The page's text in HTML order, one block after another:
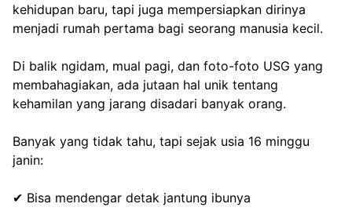
kehidupan baru, tapi juga mempersiapkan dirinya
menjadi rumah pertama bagi seorang manusia kecil.
Di balik ngidam, mual pagi, dan foto-foto USG yang
membahagiakan, ada jutaan hal unik tentang
kehamilan yang jarang disadari banyak orang.
Banyak yang tidak tahu, tapi sejak usia 16 minggu
janin:
✔ Bisa mendengar detak jantung ibunya